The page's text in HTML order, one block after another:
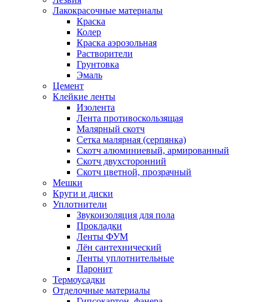
Лакокрасочные материалы
Краска
Колер
Краска аэрозольная
Растворители
Грунтовка
Эмаль
Цемент
Клейкие ленты
Изолента
Лента противоскользящая
Малярный скотч
Сетка малярная (серпянка)
Скотч алюминиевый, армированный
Скотч двухсторонний
Скотч цветной, прозрачный
Мешки
Круги и диски
Уплотнители
Звукоизоляция для пола
Прокладки
Ленты ФУМ
Лён сантехнический
Ленты уплотнительные
Паронит
Термоусадки
Отделочные материалы